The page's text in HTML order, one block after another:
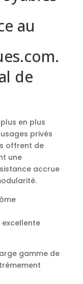
au
de
en plus
privés
offrent de
une
accrue
gamme de